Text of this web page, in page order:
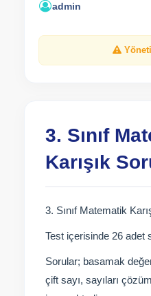
admin
3. Sınıf
Karışık
3. Sınıf Matematik
Test içerisinde 26 adet
Sorular; basamak
çift sayı, sayıları